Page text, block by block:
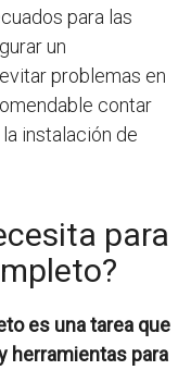
para las
un
problemas en
contar
instalación de
para
es una tarea que
herramientas para